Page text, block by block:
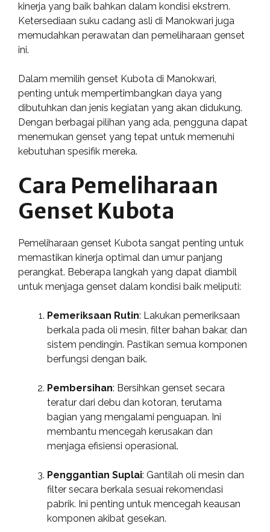
kinerja yang baik bahkan dalam kondisi ekstrem.
Ketersediaan suku cadang asli di Manokwari juga
memudahkan perawatan dan pemeliharaan genset
ini.
Dalam memilih genset Kubota di Manokwari,
penting untuk mempertimbangkan daya yang
dibutuhkan dan jenis kegiatan yang akan didukung.
Dengan berbagai pilihan yang ada, pengguna dapat
menemukan genset yang tepat untuk memenuhi
kebutuhan spesifik mereka.
Cara Pemeliharaan
Genset Kubota
Pemeliharaan genset Kubota sangat penting untuk
memastikan kinerja optimal dan umur panjang
perangkat. Beberapa langkah yang dapat diambil
untuk menjaga genset dalam kondisi baik meliputi:
Pemeriksaan Rutin: Lakukan pemeriksaan
berkala pada oli mesin, filter bahan bakar, dan
sistem pendingin. Pastikan semua komponen
berfungsi dengan baik.
Pembersihan: Bersihkan genset secara
teratur dari debu dan kotoran, terutama
bagian yang mengalami penguapan. Ini
membantu mencegah kerusakan dan
menjaga efisiensi operasional.
Penggantian Suplai: Gantilah oli mesin dan
filter secara berkala sesuai rekomendasi
pabrik. Ini penting untuk mencegah keausan
komponen akibat gesekan.